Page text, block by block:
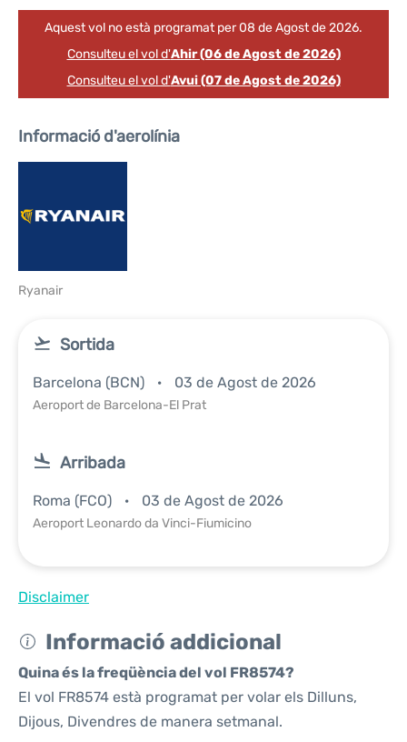
Aquest vol no està programat per 08 de Agost de 2026.
Consulteu el vol d'Ahir (06 de Agost de 2026)
Consulteu el vol d'Avui (07 de Agost de 2026)
Informació d'aerolínia
Ryanair
Sortida
Barcelona (BCN) 03 de Agost de 2026
Aeroport de Barcelona-El Prat
Arribada
Roma (FCO) 03 de Agost de 2026
Aeroport Leonardo da Vinci-Fiumicino
Disclaimer
Informació addicional
Quina és la freqüència del vol FR8574?
El vol FR8574 està programat per volar els Dilluns,
Dijous, Divendres de manera setmanal.